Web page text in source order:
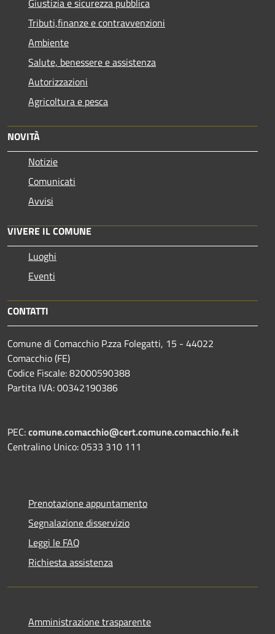
Tributi,finanze e contravvenzioni
Ambiente
Salute, benessere e assistenza
Autorizzazioni
Agricoltura e pesca
NOVITÀ
Notizie
Comunicati
Avvisi
VIVERE IL COMUNE
Luoghi
Eventi
CONTATTI
Comune di Comacchio P.zza Folegatti, 15 - 44022
Comacchio (FE)
Codice Fiscale: 82000590388
Partita IVA: 00342190386
PEC:comune.comacchio@cert.comune.comacchio.fe.it
Centralino Unico: 0533 310 111
Prenotazione appuntamento
Segnalazione disservizio
Leggi le FAQ
Richiesta assistenza
Amministrazione trasparente